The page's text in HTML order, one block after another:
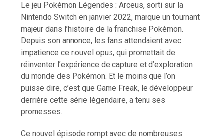
Le jeu Pokémon Légendes : Arceus, sorti sur la
Nintendo Switch en janvier 2022, marque un tournant
majeur dans l’histoire de la franchise Pokémon.
Depuis son annonce, les fans attendaient avec
impatience ce nouvel opus, qui promettait de
réinventer l’expérience de capture et d’exploration
du monde des Pokémon. Et le moins que l’on
puisse dire, c’est que Game Freak, le développeur
derrière cette série légendaire, a tenu ses
promesses.
Ce nouvel épisode rompt avec de nombreuses